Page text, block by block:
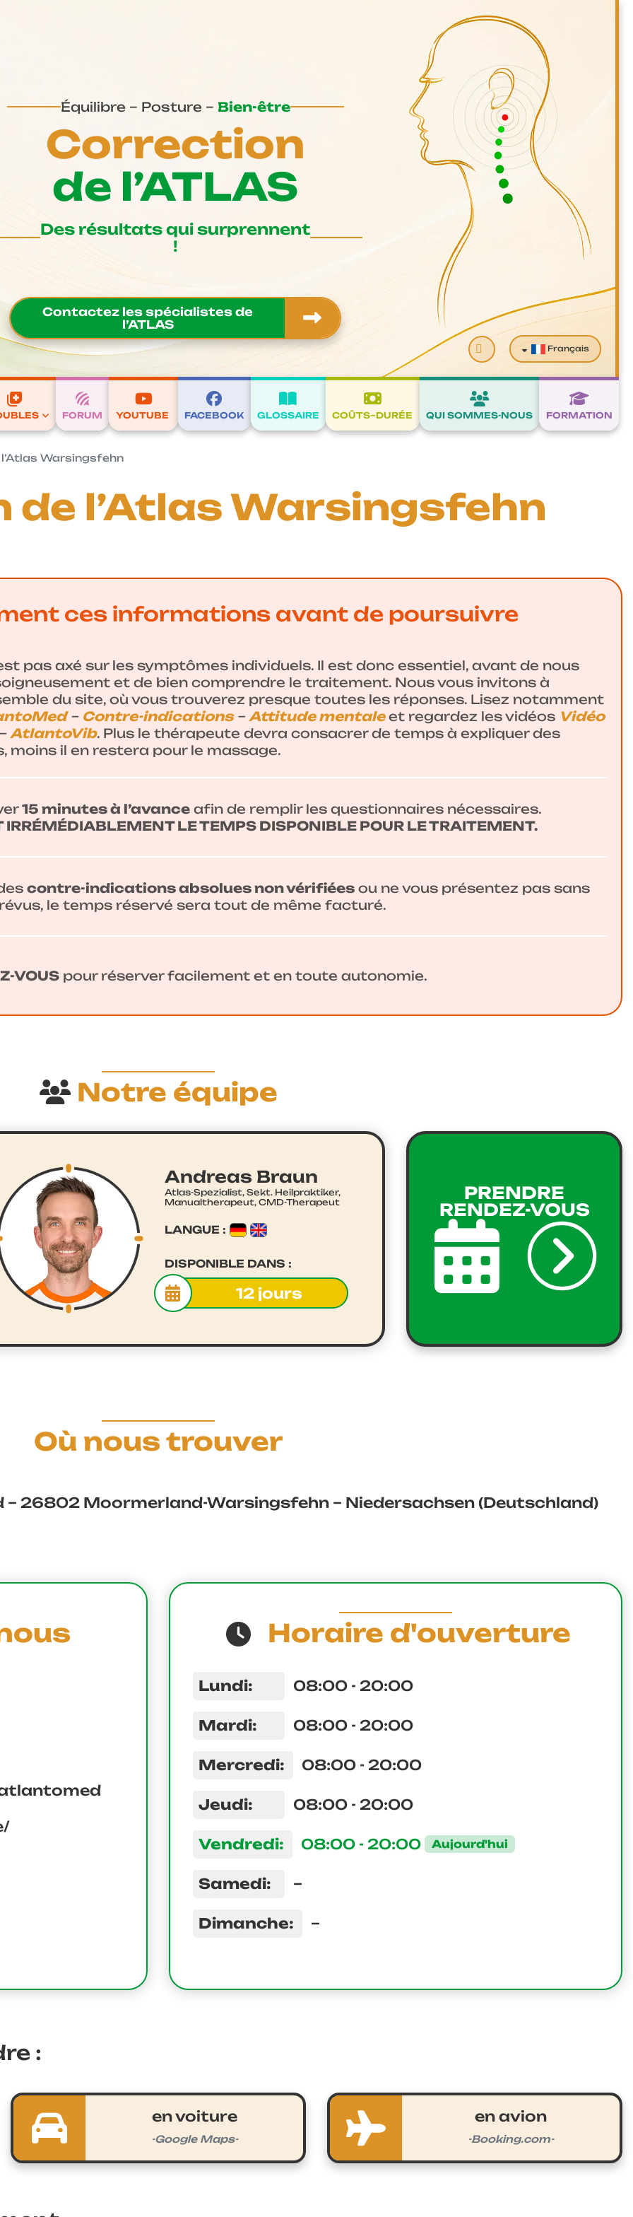
Équilibre – Posture – Bien-être
Correction
de l’ATLAS
Des résultats qui surprennent
!
Contactez les spécialistes de
l’ATLAS
Valider Français
FORUM YOUTUBE FACEBOOK GLOSSAIRE COÛTS–DURÉE QUI SOMMES-NOUS FORMATION
Warsingsfehn
l’Atlas Warsingsfehn
ces informations avant de poursuivre
pas axé sur les symptômes individuels. Il est donc essentiel, avant de nous
et de bien comprendre le traitement. Nous vous invitons à
du site, où vous trouverez presque toutes les réponses. Lisez notamment
– Contre-indications– Attitude mentaleet regardez les vidéos Vidéo
AtlantoVib. Plus le thérapeute devra consacrer de temps à expliquer des
moins il en restera pour le massage.
15 minutes à l’avance afin de remplir les questionnaires nécessaires.
IRRÉMÉDIABLEMENT LE TEMPS DISPONIBLE POUR LE TRAITEMENT.
contre-indications absolues non vérifiées ou ne vous présentez pas sans
le temps réservé sera tout de même facturé.
VOUS pour réserver facilement et en toute autonomie.
Notre équipe
Andreas Braun
Atlas-Spezialist, Sekt. Heilpraktiker,
Manualtherapeut, CMD-Therapeut
LANGUE :
DISPONIBLE DANS :
12 jours
PRENDRE
RENDEZ-VOUS
Où nous trouver
– 26802 Moormerland-Warsingsfehn – Niedersachsen (Deutschland)
Horaire d'ouverture
Lundi: 08:00 - 20:00
Mardi: 08:00 - 20:00
Mercredi: 08:00 - 20:00
Jeudi: 08:00 - 20:00
Vendredi: 08:00 - 20:00 Aujourd'hui
Samedi: –
Dimanche: –
:
en voiture
-Google Maps-
en avion
-Booking.com-